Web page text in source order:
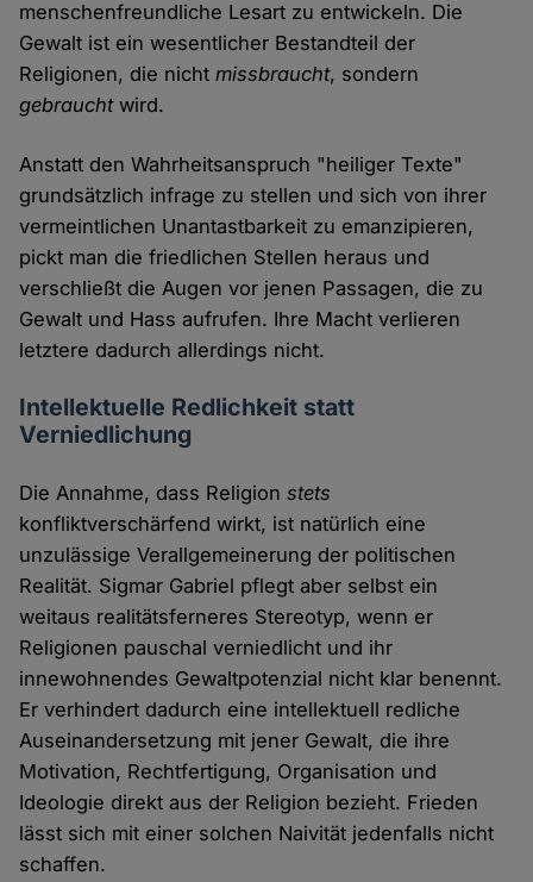
menschenfreundliche Lesart zu entwickeln. Die
Gewalt ist ein wesentlicher Bestandteil der
Religionen, die nichtmissbraucht, sondern
gebrauchtwird.
Anstatt den Wahrheitsanspruch "heiliger Texte"
grundsätzlich infrage zu stellen und sich von ihrer
vermeintlichen Unantastbarkeit zu emanzipieren,
pickt man die friedlichen Stellen heraus und
verschließt die Augen vor jenen Passagen, die zu
Gewalt und Hass aufrufen. Ihre Macht verlieren
letztere dadurch allerdings nicht.
Intellektuelle Redlichkeit statt
Verniedlichung
Die Annahme, dass Religionstets
konfliktverschärfend wirkt, ist natürlich eine
unzulässige Verallgemeinerung der politischen
Realität. Sigmar Gabriel pflegt aber selbst ein
weitaus realitätsferneres Stereotyp, wenn er
Religionen pauschal verniedlicht und ihr
innewohnendes Gewaltpotenzial nicht klar benennt.
Er verhindert dadurch eine intellektuell redliche
Auseinandersetzung mit jener Gewalt, die ihre
Motivation, Rechtfertigung, Organisation und
Ideologie direkt aus der Religion bezieht. Frieden
lässt sich mit einer solchen Naivität jedenfalls nicht
schaffen.